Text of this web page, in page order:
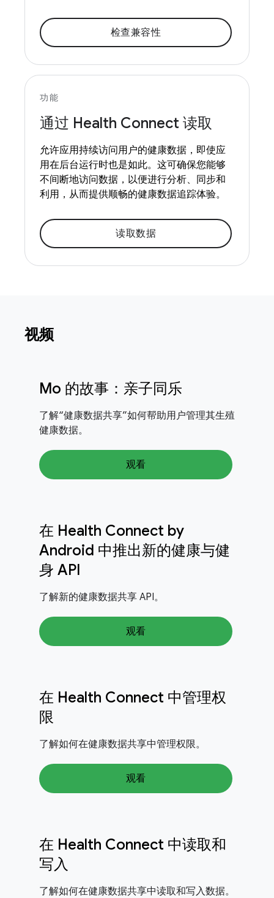
检查兼容性
功能
通过 Health Connect 读取
允许应用持续访问用户的健康数据，即使应
用在后台运行时也是如此。这可确保您能够
不间断地访问数据，以便进行分析、同步和
利用，从而提供顺畅的健康数据追踪体验。
读取数据
视频
Mo 的故事：亲子同乐
了解“健康数据共享”如何帮助用户管理其生殖
健康数据。
观看
在 Health Connect by
Android 中推出新的健康与健
身 API
了解新的健康数据共享 API。
观看
在 Health Connect 中管理权
限
了解如何在健康数据共享中管理权限。
观看
在 Health Connect 中读取和
写入
了解如何在健康数据共享中读取和写入数据。